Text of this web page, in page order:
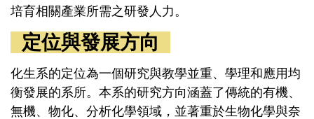
培育相關產業所需之研發人力。
定位與發展方向
化生系的定位為一個研究與教學並重、學理和應用均
衡發展的系所。本系的研究方向涵蓋了傳統的有機、
無機、物化、分析化學領域，並著重於生物化學與奈